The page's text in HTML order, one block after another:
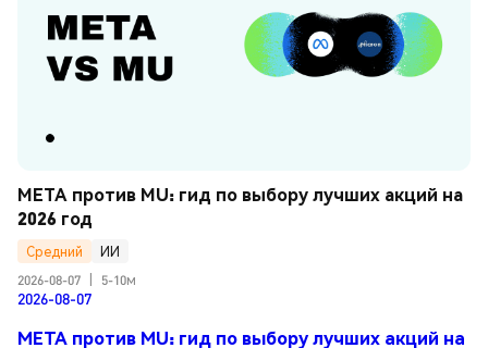
META против MU: гид по выбору лучших акций на
2026 год
Средний
ИИ
2026-08-07
5-10м
2026-08-07
META против MU: гид по выбору лучших акций на